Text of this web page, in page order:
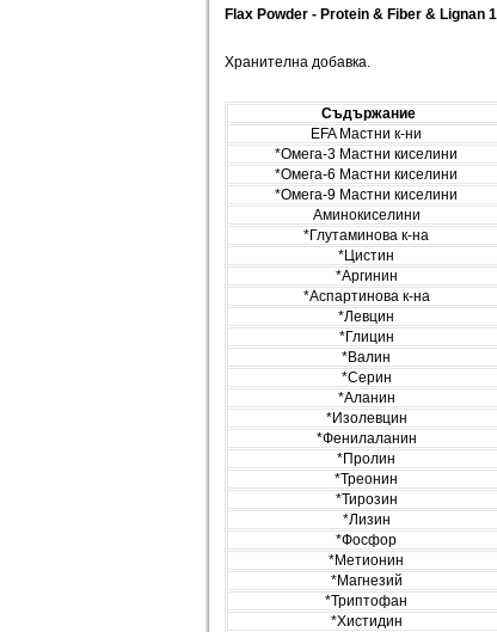
Flax Powder - Protein & Fiber & Lignan
Хранителна добавка.
Съдържание
EFA Мастни к-ни
*Омега-3 Мастни киселини
*Омега-6 Мастни киселини
*Омега-9 Мастни киселини
Аминокиселини
*Глутаминова к-на
*Цистин
*Аргинин
*Аспартинова к-на
*Левцин
*Глицин
*Валин
*Серин
*Аланин
*Изолевцин
*Фенилаланин
*Пролин
*Треонин
*Тирозин
*Лизин
*Фосфор
*Метионин
*Магнезий
*Триптофан
*Хистидин